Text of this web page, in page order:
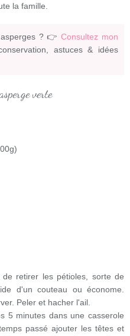
la famille.
asperges ? 👉Consultez mon
astuces & idées
retirer les pétioles, sorte de
d'un couteau ou économe.
Peler et hacher l'ail.
5 minutes dans une casserole
passé ajouter les têtes et